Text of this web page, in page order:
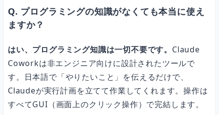
Q. プログラミングの知識がなくても本当に使え
ますか？
はい、プログラミング知識は一切不要です。 Claude
Coworkは非エンジニア向けに設計されたツールで
す。日本語で「やりたいこと」を伝えるだけで、
Claudeが実行計画を立てて作業してくれます。操作は
すべてGUI（画面上のクリック操作）で完結します。